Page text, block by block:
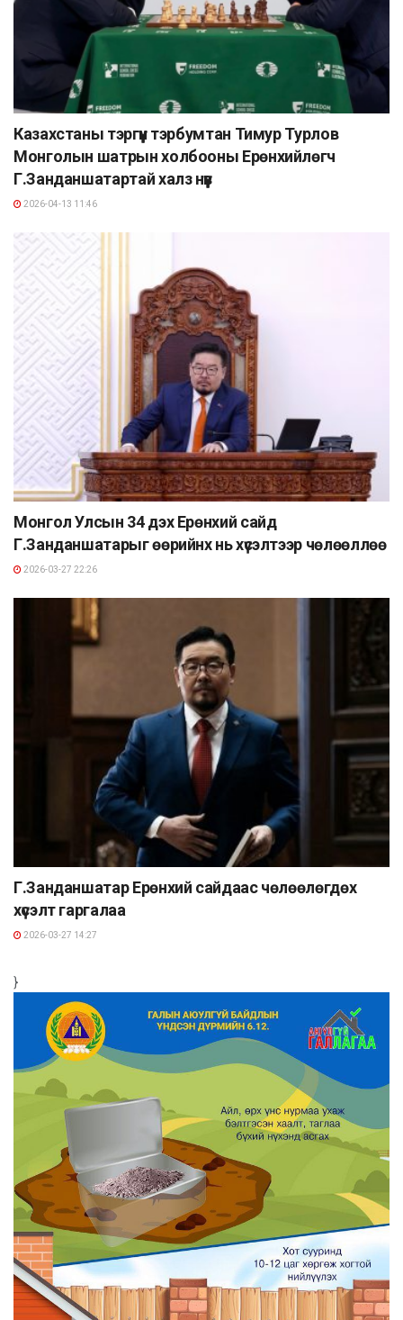
Казахстаны тэргүүн тэрбумтан Тимур Турлов
Монголын шатрын холбооны Ерөнхийлөгч
Г.Занданшатартай халз нүүв
2026-04-13 11:46
Монгол Улсын 34 дэх Ерөнхий сайд
Г.Занданшатарыг өөрийнх нь хүсэлтээр чөлөөллөө
2026-03-27 22:26
Г.Занданшатар Ерөнхий сайдаас чөлөөлөгдөх
хүсэлт гаргалаа
2026-03-27 14:27
}